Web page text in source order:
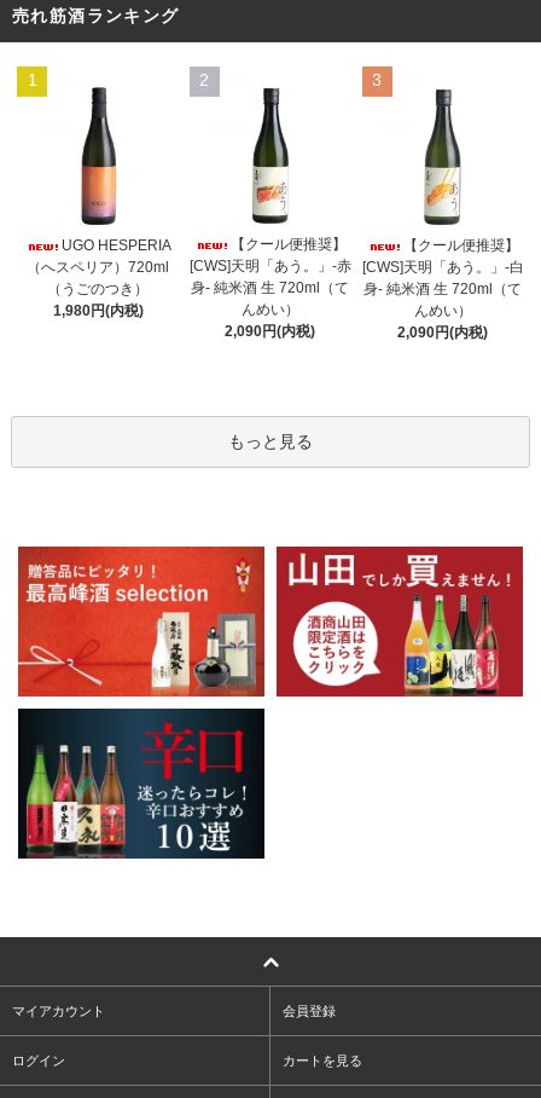
売れ筋酒ランキング
1
UGO HESPERIA
（へスペリア）720ml
（うごのつき）
1,980円(内税)
2
【クール便推奨】
[CWS]天明「あう。」-赤
身- 純米酒 生 720ml（て
んめい）
2,090円(内税)
3
【クール便推奨】
[CWS]天明「あう。」-白
身- 純米酒 生 720ml（て
んめい）
2,090円(内税)
もっと見る
マイアカウント 会員登録
ログイン カートを見る